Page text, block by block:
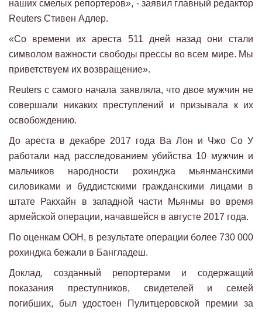
наших смелых репортеров», - заявил главный редактор
Reuters Стивен Адлер.
«Со времени их ареста 511 дней назад они стали
символом важности свободы прессы во всем мире. Мы
приветствуем их возвращение».
Reuters с самого начала заявляла, что двое мужчин не
совершали никаких преступлений и призывала к их
освобождению.
До ареста в декабре 2017 года Ва Лон и Чжо Со У
работали над расследованием убийства 10 мужчин и
мальчиков народности рохинджа мьянманскими
силовиками и буддистскими гражданскими лицами в
штате Ракхайн в западной части Мьянмы во время
армейской операции, начавшейся в августе 2017 года.
По оценкам ООН, в результате операции более 730 000
рохинджа бежали в Бангладеш.
Доклад, созданный репортерами и содержащий
показания преступников, свидетелей и семей
погибших, был удостоен Пулитцеровской премии за